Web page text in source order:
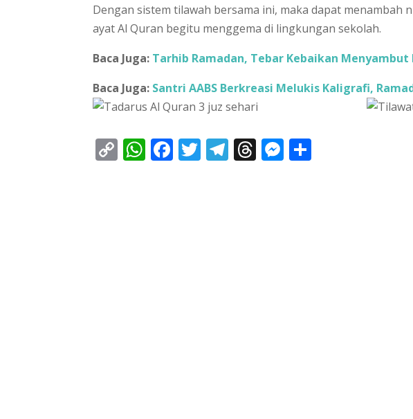
Dengan sistem tilawah bersama ini, maka dapat menambah
ayat Al Quran begitu menggema di lingkungan sekolah.
Baca Juga: Tarhib Ramadan, Tebar Kebaikan Menyambut
Baca Juga: Santri AABS Berkreasi Melukis Kaligrafi,
C W F T T T M